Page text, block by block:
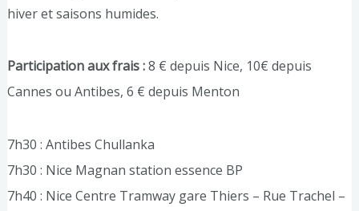
hiver et saisons humides.
Participation aux frais :8 € depuis Nice, 10€ depuis
Cannes ou Antibes, 6 € depuis Menton
7h30 : Antibes Chullanka
7h30 : Nice Magnan station essence BP
7h40 : Nice Centre Tramway gare Thiers – Rue Trachel –